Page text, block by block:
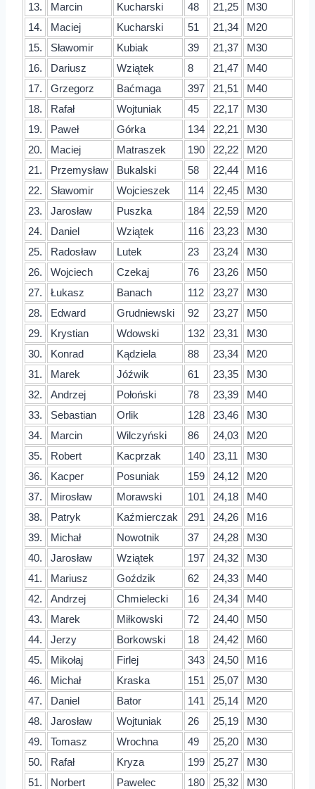
13.
Marcin Kucharski 48 21,25
M30
14.
Maciej Kucharski 51 21,34
M20
15.
Sławomir Kubiak 39 21,37
M30
16.
Dariusz Wziątek 8 21,47
M40
17.
Grzegorz Baćmaga 397 21,51
M40
18.
Rafał Wojtuniak 45 22,17
M30
19.
Paweł Górka 134 22,21
M30
20.
Maciej Matraszek 190 22,22
M20
21.
Przemysław Bukalski 58 22,44
M16
22.
Sławomir Wojcieszek 114 22,45
M30
23.
Jarosław Puszka 184 22,59
M20
24.
Daniel Wziątek 116 23,23
M30
25.
Radosław Lutek 23 23,24
M30
26.
Wojciech Czekaj 76 23,26
M50
27.
Łukasz Banach 112 23,27
M30
28.
Edward Grudniewski 92 23,27
M50
29.
Krystian Wdowski 132 23,31
M30
30.
Konrad Kądziela 88 23,34
M20
31.
Marek Jóźwik 61 23,35
M30
32.
Andrzej Połoński 78 23,39
M40
33.
Sebastian Orlik 128 23,46
M30
34.
Marcin Wilczyński 86 24,03
M20
35.
Robert Kacprzak 140 23,11
M30
36.
Kacper Posuniak 159 24,12
M20
37.
Mirosław Morawski 101 24,18
M40
38.
Patryk Kaźmierczak 291 24,26
M16
39.
Michał Nowotnik 37 24,28
M30
40.
Jarosław Wziątek 197 24,32
M30
41.
Mariusz Goździk 62 24,33
M40
42.
Andrzej Chmielecki 16 24,34
M40
43.
Marek Miłkowski 72 24,40
M50
44.
Jerzy Borkowski 18 24,42
M60
45.
Mikołaj Firlej 343 24,50
M16
46.
Michał Kraska 151 25,07
M30
47.
Daniel Bator 141 25,14
M20
48.
Jarosław Wojtuniak 26 25,19
M30
49.
Tomasz Wrochna 49 25,20
M30
50.
Rafał Kryza 199 25,27
M30
51.
Norbert Pawelec 180 25,32
M30